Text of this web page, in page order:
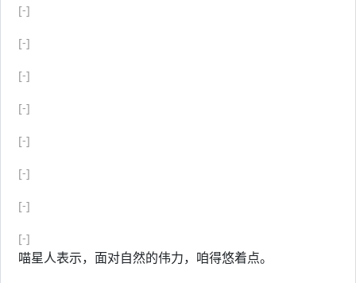
[-]
[-]
[-]
[-]
[-]
[-]
[-]
[-]
喵星人表示，面对自然的伟力，咱得悠着点。